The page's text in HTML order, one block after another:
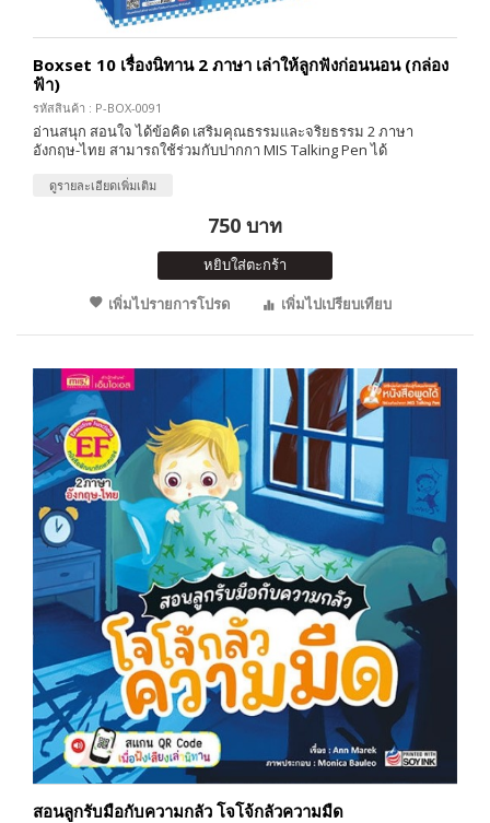
Boxset 10 เรื่องนิทาน 2 ภาษา เล่าให้ลูกฟังก่อนนอน (กล่อง
ฟ้า)
รหัสสินค้า : P-BOX-0091
อ่านสนุก สอนใจ ได้ข้อคิด เสริมคุณธรรมและจริยธรรม 2 ภาษา
อังกฤษ-ไทย สามารถใช้ร่วมกับปากกา MIS Talking Pen ได้
ดูรายละเอียดเพิ่มเติม
750 บาท
หยิบใส่ตะกร้า
เพิ่มไปรายการโปรด
เพิ่มไปเปรียบเทียบ
สอนลูกรับมือกับความกลัว โจโจ้กลัวความมืด